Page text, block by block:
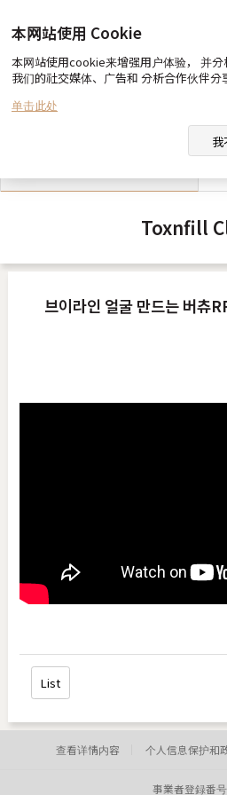
toxnfill 美容医院 向您约定
Toxnfill
브이라인 얼굴 만드는 버츄
List
查看详情内容 个人信息保护和
事業者登録番号
本网站使用 Cookie
本网站使用cookie来增强用户体验， 并
我们的社交媒体、广告和 分析合作伙伴分
单击此处
我